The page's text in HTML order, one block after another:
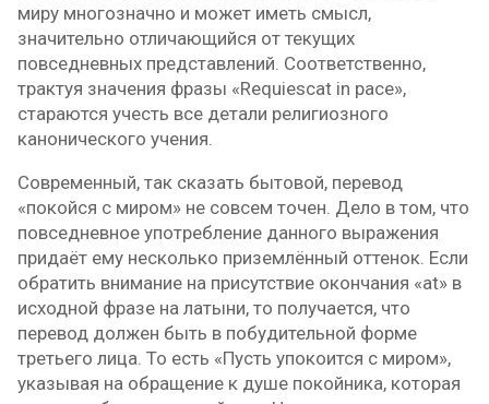
миру многозначно и может иметь смысл,
значительно отличающийся от текущих
повседневных представлений. Соответственно,
трактуя значения фразы «Requiescat in pace»,
стараются учесть все детали религиозного
канонического учения.
Современный, так сказать бытовой, перевод
«покойся с миром» не совсем точен. Дело в том, что
повседневное употребление данного выражения
придаёт ему несколько приземлённый оттенок. Если
обратить внимание на присутствие окончания «at» в
исходной фразе на латыни, то получается, что
перевод должен быть в побудительной форме
третьего лица. То есть «Пусть упокоится с миром»,
указывая на обращение к душе покойника, которая